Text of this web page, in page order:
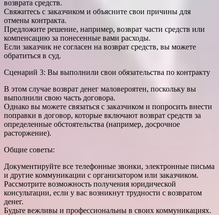
возврата средств.
Свяжитесь с заказчиком и объясните свои причины для
отмены контракта.
Предложите решение, например, возврат части средств или
компенсацию за понесенные вами расходы.
Если заказчик не согласен на возврат средств, вы можете
обратиться в суд.
Сценарий 3: Вы выполнили свои обязательства по контракту
В этом случае возврат денег маловероятен, поскольку вы
выполнили свою часть договора.
Однако вы можете связаться с заказчиком и попросить внести
поправки в договор, которые включают возврат средств за
определенные обстоятельства (например, досрочное
расторжение).
Общие советы:
Документируйте все телефонные звонки, электронные письма
и другие коммуникации с организатором или заказчиком.
Рассмотрите возможность получения юридической
консультации, если у вас возникнут трудности с возвратом
денег.
Будьте вежливы и профессиональны в своих коммуникациях.